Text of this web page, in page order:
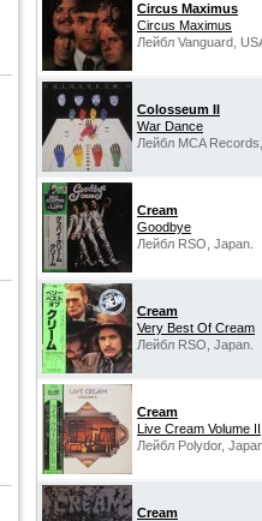
Circus Maximus
Circus Maximus
Лейбл Vanguard,
Colosseum II
War Dance
Лейбл MCA
Cream
Goodbye
Лейбл RSO, Japan.
Cream
Very Best Of Cream
Лейбл RSO, Japan.
Cream
Live Cream Volume II
Лейбл Polydor,
Cream